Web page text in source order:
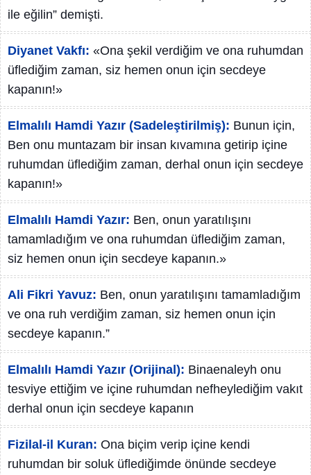
ile eğilin” demişti.
Diyanet Vakfı: «Ona şekil verdiğim ve ona ruhumdan
üflediğim zaman, siz hemen onun için secdeye
kapanın!»
Elmalılı Hamdi Yazır (Sadeleştirilmiş): Bunun için,
Ben onu muntazam bir insan kıvamına getirip içine
ruhumdan üflediğim zaman, derhal onun için secdeye
kapanın!»
Elmalılı Hamdi Yazır: Ben, onun yaratılışını
tamamladığım ve ona ruhumdan üflediğim zaman,
siz hemen onun için secdeye kapanın.»
Ali Fikri Yavuz: Ben, onun yaratılışını tamamladığım
ve ona ruh verdiğim zaman, siz hemen onun için
secdeye kapanın.”
Elmalılı Hamdi Yazır (Orijinal): Binaenaleyh onu
tesviye ettiğim ve içine ruhumdan nefheylediğim vakıt
derhal onun için secdeye kapanın
Fizilal-il Kuran: Ona biçim verip içine kendi
ruhumdan bir soluk üflediğimde önünde secdeye